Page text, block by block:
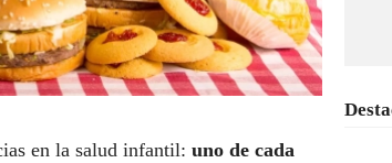
en la salud infantil: uno de cada